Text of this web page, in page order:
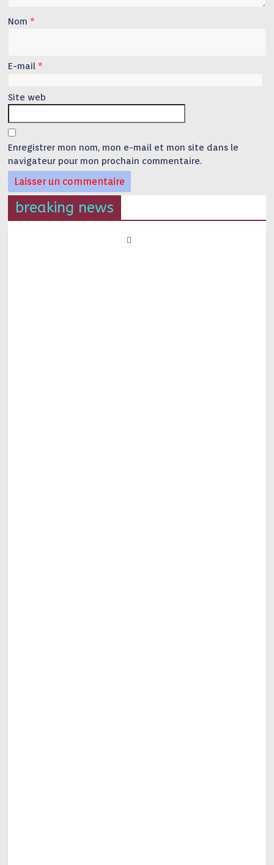
Nom *
E-mail *
Site web
Enregistrer mon nom, mon e-mail et mon site dans le
navigateur pour mon prochain commentaire.
breaking news